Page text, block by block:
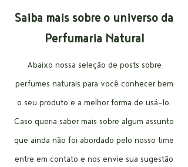
Saiba mais sobre o universo da
Perfumaria Natural
Abaixo nossa seleção de posts sobre
perfumes naturais para você conhecer bem
o seu produto e a melhor forma de usá-lo.
Caso queria saber mais sobre algum assunto
que ainda não foi abordado pelo nosso time
entre em contato e nos envie sua sugestão